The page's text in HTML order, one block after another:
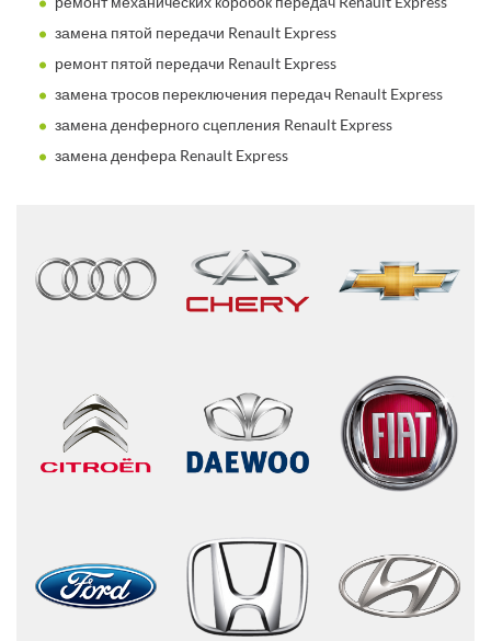
замена пятой передачи Renault Express
ремонт пятой передачи Renault Express
замена тросов переключения передач Renault Express
замена денферного сцепления Renault Express
замена денфера Renault Express